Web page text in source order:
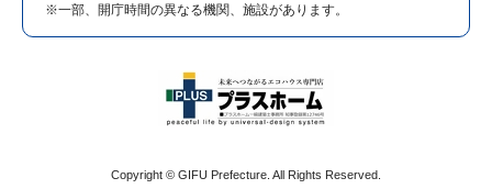
※一部、開庁時間の異なる機関、施設があります。
Copyright © GIFU Prefecture. All Rights Reserved.